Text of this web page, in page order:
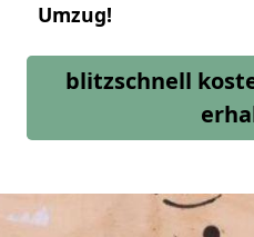
Umzug!
blitzschnell